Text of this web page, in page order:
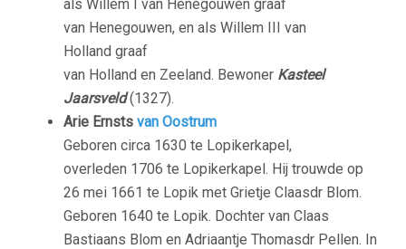
als Willem I van Henegouwen graaf
van Henegouwen, en als Willem III van
Holland graaf
van Holland en Zeeland. Bewoner Kasteel
Jaarsveld(1327).
Arie Ernsts van Oostrum
Geboren circa 1630 te Lopikerkapel,
overleden 1706 te Lopikerkapel. Hij trouwde op
26 mei 1661 te Lopik met Grietje Claasdr Blom.
Geboren 1640 te Lopik. Dochter van Claas
Bastiaans Blom en Adriaantje Thomasdr Pellen. In